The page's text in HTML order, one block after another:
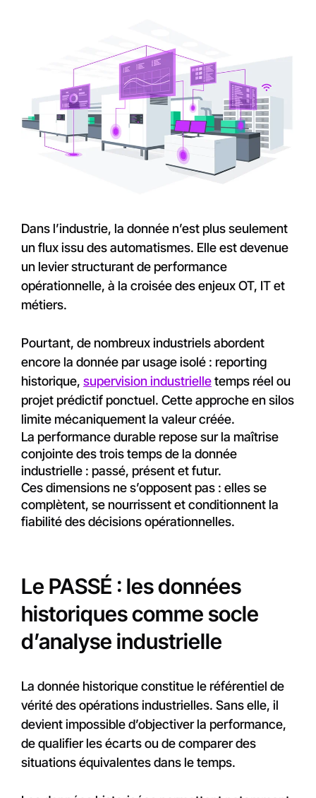
Dans l’industrie, la donnée n’est plus seulement
un flux issu des automatismes. Elle est devenue
un levier structurant de performance
opérationnelle, à la croisée des enjeux OT, IT et
métiers.
Pourtant, de nombreux industriels abordent
encore la donnée par usage isolé : reporting
historique, supervision industrielletemps réel ou
projet prédictif ponctuel. Cette approche en silos
limite mécaniquement la valeur créée.
La performance durable repose sur la maîtrise
conjointe des trois temps de la donnée
industrielle : passé, présent et futur.
Ces dimensions ne s’opposent pas : elles se
complètent, se nourrissent et conditionnent la
fiabilité des décisions opérationnelles.
Le PASSÉ : les données
historiques comme socle
d’analyse industrielle
La donnée historique constitue le référentiel de
vérité des opérations industrielles. Sans elle, il
devient impossible d’objectiver la performance,
de qualifier les écarts ou de comparer des
situations équivalentes dans le temps.